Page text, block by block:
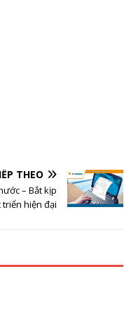
THEO
– Bắt kịp
hiện đại